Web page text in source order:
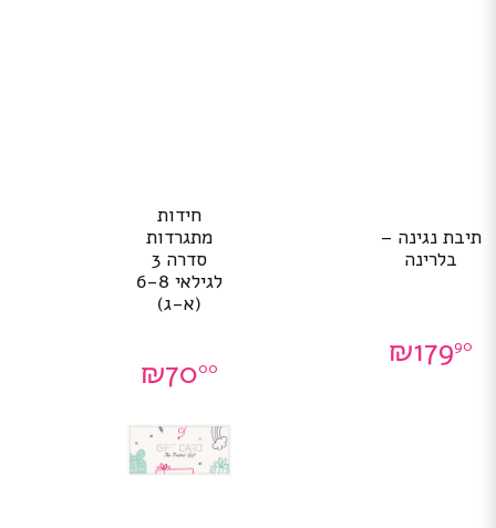
תיבת נגינה –
בלרינה
₪17990
חידות
מתגרדות
סדרה 3
לגילאי 6-8
(א-ג)
₪7000